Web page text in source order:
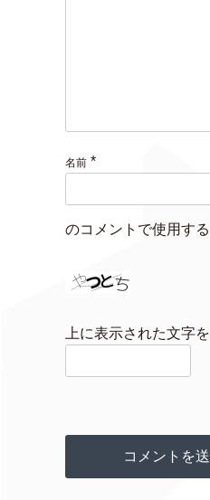
名前 *
のコメントで使用す
上に表示された文字